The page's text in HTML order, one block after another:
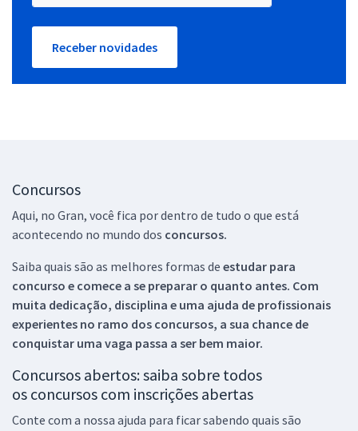
Receber novidades
Concursos
Aqui, no Gran, você fica por dentro de tudo o que está
acontecendo no mundo dos concursos.
Saiba quais são as melhores formas de estudar para
concurso e comece a se preparar o quanto antes. Com
muita dedicação, disciplina e uma ajuda de profissionais
experientes no ramo dos concursos, a sua chance de
conquistar uma vaga passa a ser bem maior.
Concursos abertos: saiba sobre todos
os concursos com inscrições abertas
Conte com a nossa ajuda para ficar sabendo quais são